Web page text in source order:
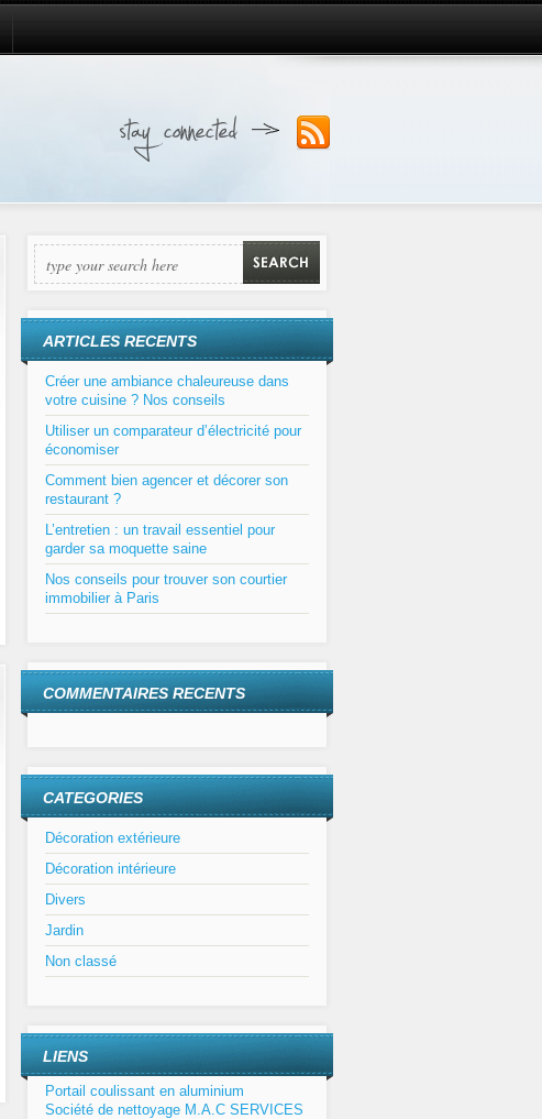
ARTICLES RECENTS
Créer une ambiance chaleureuse dans
votre cuisine ? Nos conseils
Utiliser un comparateur d’électricité pour
économiser
Comment bien agencer et décorer son
restaurant ?
L’entretien : un travail essentiel pour
garder sa moquette saine
Nos conseils pour trouver son courtier
immobilier à Paris
COMMENTAIRES RECENTS
CATEGORIES
Décoration extérieure
Décoration intérieure
Divers
Jardin
Non classé
LIENS
Portail coulissant en aluminium
Société de nettoyage M.A.C SERVICES